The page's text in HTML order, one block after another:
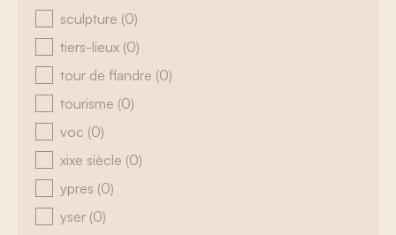
sculpture (0)
tiers-lieux (0)
tour de flandre (0)
tourisme (0)
voc (0)
xixe siècle (0)
ypres (0)
yser (0)